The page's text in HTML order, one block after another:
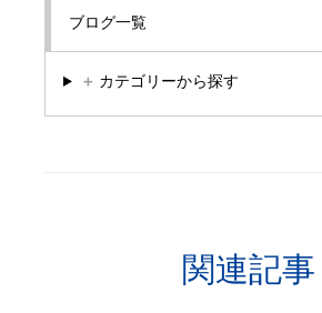
ブログ一覧
＋ カテゴリーから探す
関連記事